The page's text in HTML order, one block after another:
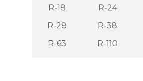
R-18 R-24
R-28
R-38
R-63
R-110